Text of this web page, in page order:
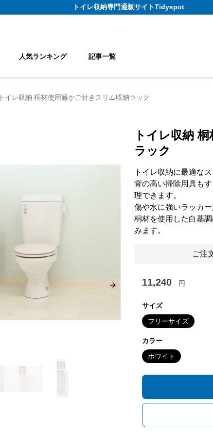
トイレ収納専門通販サイトTidyspot
人気ランキング 記事一覧
トイレ収納 桐材使用籐かご付きスリム収納ラック
Next slide
トイレ収納
ラック
トイレ収納に最適な
背の高い掃除用具も
理できます。
傷や水に強いラッカ
桐材を使用した白基
みます。
ご注
11,240 円
サイズ
フリーサイズ
カラー
ホワイト